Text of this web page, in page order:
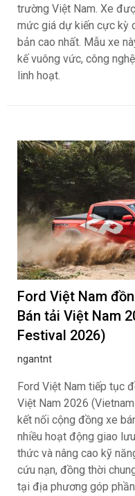
trường Việt Nam. Xe
mức giá dự kiến cực kỳ
bản cao nhất. Mẫu xe
kế vuông vức, công
linh hoạt.
Ford Việt Nam
Bán tải Việt Nam
Festival 2026)
ngantnt
Ford Việt Nam tiếp tục
Việt Nam 2026
kết nối cộng đồng xe
nhiều hoạt động giao
thức và nâng cao kỹ
cứu nạn, đồng thời
tại địa phương góp